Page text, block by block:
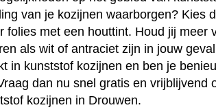
van je kozijnen waarborgen? Kies
folies met een houttint. Houd jij meer
als wit of antraciet zijn in jouw
in kunststof kozijnen en ben je
dan nu snel gratis en vrijblijvend
kozijnen in Drouwen.